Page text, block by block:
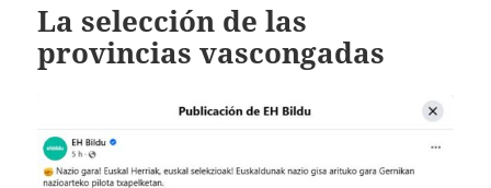
La selección de las
provincias vascongadas